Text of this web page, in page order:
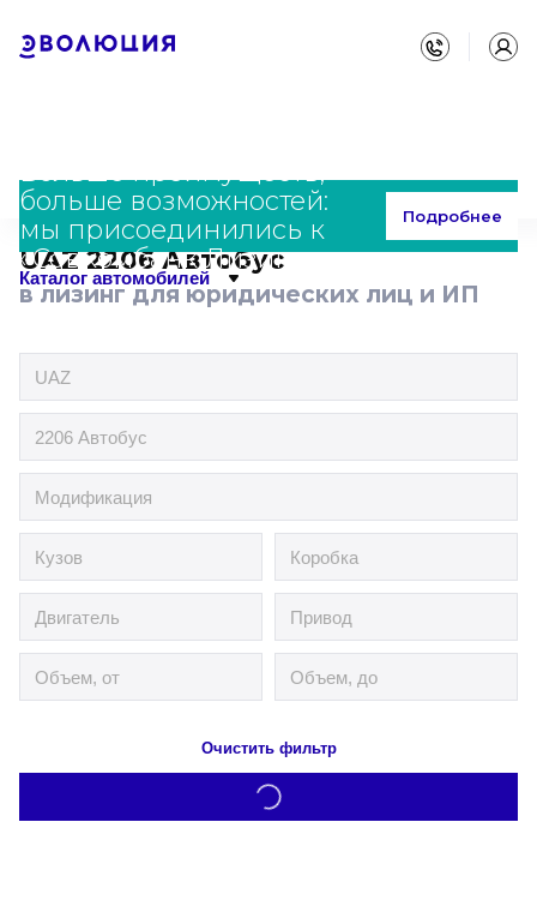
Больше преимуществ,
больше возможностей:
мы присоединились к
«Совкомбанк Лизинг»
Подробнее
Каталог автомобилей
Главная Каталог UAZ 2206 Автобус
UAZ 2206 Автобус
в лизинг для юридических лиц и ИП
Очистить фильтр